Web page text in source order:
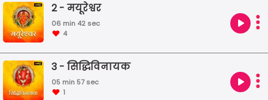
था और मान्यताओं के बारे में सुन सकेंगे।
2 - मयूरेश्वर
06 min 42 sec
4
3 - सिद्धिविनायक
05 min 57 sec
1